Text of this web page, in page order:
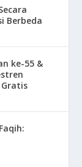
Berbeda
ke-55 &